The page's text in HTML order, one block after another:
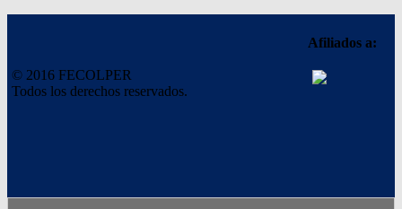
© 2016 FECOLPER
Todos los derechos reservados.
Afiliados a: